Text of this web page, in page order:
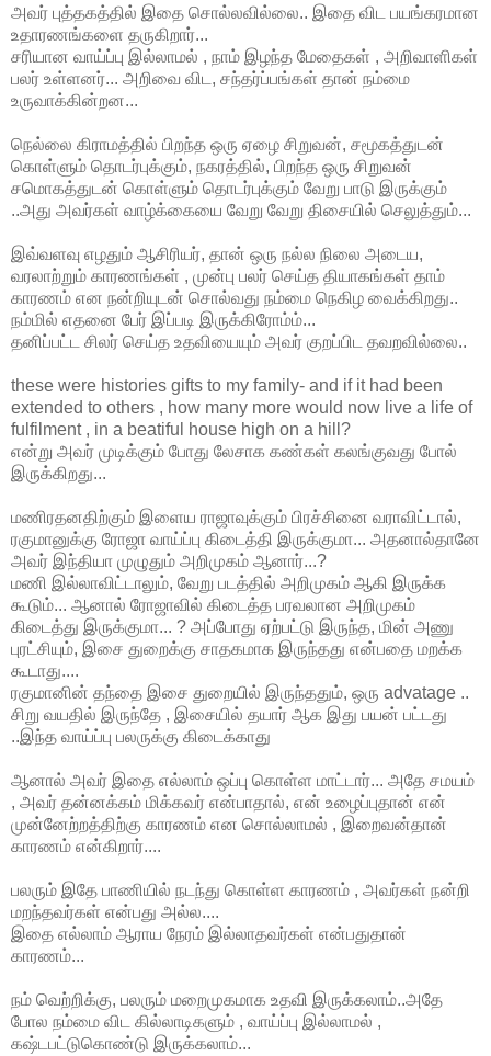
அவர் புத்தகத்தில் இதை சொல்லவில்லை.. இதை விட பயங்கரமான
உதாரணங்களை தருகிறார்...
சரியான வாய்ப்பு இல்லாமல் , நாம் இழந்த மேதைகள் , அறிவாளிகள்
பலர் உள்ளனர்... அறிவை விட, சந்தர்ப்பங்கள் தான் நம்மை
உருவாக்கின்றன...
நெல்லை கிராமத்தில் பிறந்த ஒரு ஏழை சிறுவன், சமூகத்துடன்
கொள்ளும் தொடர்புக்கும், நகரத்தில், பிறந்த ஒரு சிறுவன்
சமொகத்துடன் கொள்ளும் தொடர்புக்கும் வேறு பாடு இருக்கும்
..அது அவர்கள் வாழ்க்கையை வேறு வேறு திசையில் செலுத்தும்...
இவ்வளவு எழதும் ஆசிரியர், தான் ஒரு நல்ல நிலை அடைய,
வரலாற்றும் காரணங்கள் , முன்பு பலர் செய்த தியாகங்கள் தாம்
காரணம் என நன்றியுடன் சொல்வது நம்மை நெகிழ வைக்கிறது..
நம்மில் எதனை பேர் இப்படி இருக்கிரோம்ம்...
தனிப்பட்ட சிலர் செய்த உதவியையும் அவர் குறப்பிட தவறவில்லை..
these were histories gifts to my family- and if it had been
extended to others , how many more would now live a life of
fulfilment , in a beatiful house high on a hill?
என்று அவர் முடிக்கும் போது லேசாக கண்கள் கலங்குவது போல்
இருக்கிறது...
மணிரதனதிற்கும் இளைய ராஜாவுக்கும் பிரச்சினை வராவிட்டால்,
ரகுமானுக்கு ரோஜா வாய்ப்பு கிடைத்தி இருக்குமா... அதனால்தானே
அவர் இந்தியா முழுதும் அறிமுகம் ஆனார்...?
மணி இல்லாவிட்டாலும், வேறு படத்தில் அறிமுகம் ஆகி இருக்க
கூடும்... ஆனால் ரோஜாவில் கிடைத்த பரவலான அறிமுகம்
கிடைத்து இருக்குமா... ? அப்போது ஏற்பட்டு இருந்த, மின் அணு
புரட்சியும், இசை துறைக்கு சாதகமாக இருந்தது என்பதை மறக்க
கூடாது....
ரகுமானின் தந்தை இசை துறையில் இருந்ததும், ஒரு advatage ..
சிறு வயதில் இருந்தே , இசையில் தயார் ஆக இது பயன் பட்டது
..இந்த வாய்ப்பு பலருக்கு கிடைக்காது
ஆனால் அவர் இதை எல்லாம் ஒப்பு கொள்ள மாட்டார்... அதே சமயம்
, அவர் தன்னக்கம் மிக்கவர் என்பாதால், என் உழைப்புதான் என்
முன்னேற்றத்திற்கு காரணம் என சொல்லாமல் , இறைவன்தான்
காரணம் என்கிறார்....
பலரும் இதே பாணியில் நடந்து கொள்ள காரணம் , அவர்கள் நன்றி
மறந்தவர்கள் என்பது அல்ல....
இதை எல்லாம் ஆராய நேரம் இல்லாதவர்கள் என்பதுதான்
காரணம்...
நம் வெற்றிக்கு, பலரும் மறைமுகமாக உதவி இருக்கலாம்..அதே
போல நம்மை விட கில்லாடிகளும் , வாய்ப்பு இல்லாமல் ,
கஷ்டபட்டுகொண்டு இருக்கலாம்...